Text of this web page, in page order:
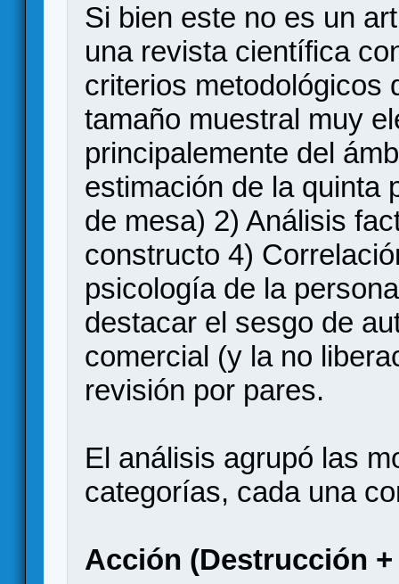
Si bien este no es un
una revista científica
criterios metodológicos
tamaño muestral muy
principalemente del
estimación de la quinta
de mesa) 2) Análisis
constructo 4)
psicología de la
destacar el sesgo de
comercial (y la no
revisión por pares.
El análisis agrupó las
categorías, cada una
Acción (Destrucción